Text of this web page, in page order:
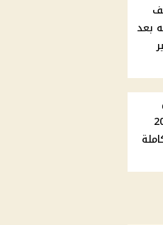
بعد
2026